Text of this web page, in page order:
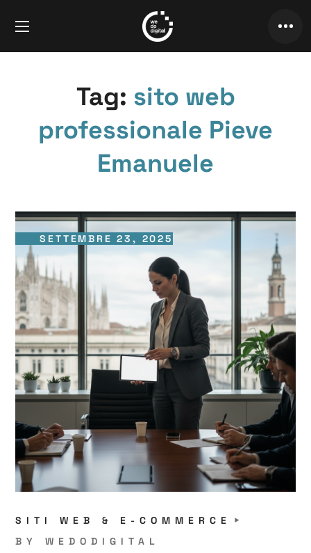
Tag: sito web
professionale Pieve
Emanuele
SETTEMBRE 23, 2025
SITI WEB & E-COMMERCE
BYWEDODIGITAL